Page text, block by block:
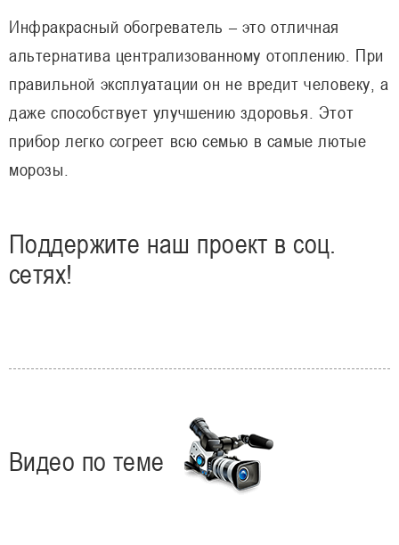
Инфракрасный обогреватель – это отличная
альтернатива централизованному отоплению. При
правильной эксплуатации он не вредит человеку, а
даже способствует улучшению здоровья. Этот
прибор легко согреет всю семью в самые лютые
морозы.
Поддержите наш проект в соц.
сетях!
Видео по теме